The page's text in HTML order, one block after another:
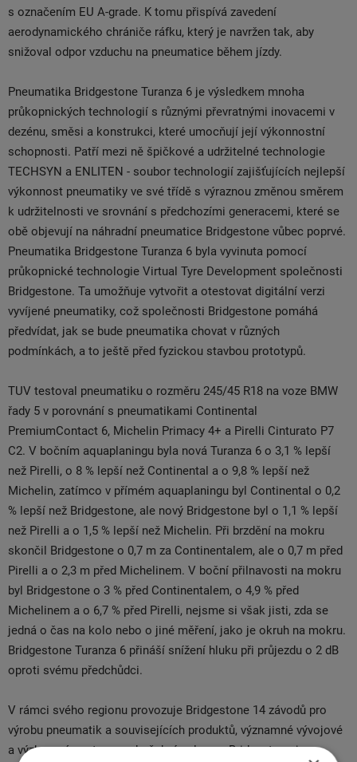
s označením EU A-grade. K tomu přispívá zavedení
aerodynamického chrániče ráfku, který je navržen tak, aby
snižoval odpor vzduchu na pneumatice během jízdy.
Pneumatika Bridgestone Turanza 6 je výsledkem mnoha
průkopnických technologií s různými převratnými inovacemi v
dezénu, směsi a konstrukci, které umocňují její výkonnostní
schopnosti. Patří mezi ně špičkové a udržitelné technologie
TECHSYN a ENLITEN - soubor technologií zajišťujících nejlepší
výkonnost pneumatiky ve své třídě s výraznou změnou směrem
k udržitelnosti ve srovnání s předchozími generacemi, které se
obě objevují na náhradní pneumatice Bridgestone vůbec poprvé.
Pneumatika Bridgestone Turanza 6 byla vyvinuta pomocí
průkopnické technologie Virtual Tyre Development společnosti
Bridgestone. Ta umožňuje vytvořit a otestovat digitální verzi
vyvíjené pneumatiky, což společnosti Bridgestone pomáhá
předvídat, jak se bude pneumatika chovat v různých
podmínkách, a to ještě před fyzickou stavbou prototypů.
TUV testoval pneumatiku o rozměru 245/45 R18 na voze BMW
řady 5 v porovnání s pneumatikami Continental
PremiumContact 6, Michelin Primacy 4+ a Pirelli Cinturato P7
C2. V bočním aquaplaningu byla nová Turanza 6 o 3,1 % lepší
než Pirelli, o 8 % lepší než Continental a o 9,8 % lepší než
Michelin, zatímco v přímém aquaplaningu byl Continental o 0,2
% lepší než Bridgestone, ale nový Bridgestone byl o 1,1 % lepší
než Pirelli a o 1,5 % lepší než Michelin. Při brzdění na mokru
skončil Bridgestone o 0,7 m za Continentalem, ale o 0,7 m před
Pirelli a o 2,3 m před Michelinem. V boční přilnavosti na mokru
byl Bridgestone o 3 % před Continentalem, o 4,9 % před
Michelinem a o 6,7 % před Pirelli, nejsme si však jisti, zda se
jedná o čas na kolo nebo o jiné měření, jako je okruh na mokru.
Bridgestone Turanza 6 přináší snížení hluku při průjezdu o 2 dB
oproti svému předchůdci.
V rámci svého regionu provozuje Bridgestone 14 závodů pro
výrobu pneumatik a souvisejících produktů, významné vývojové
a výzkumné centrum a zkušební polygon. Bridgestone je